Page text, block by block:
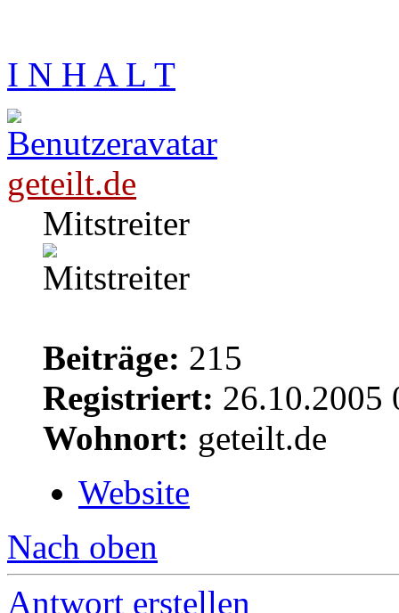
I N H A L T
geteilt.de
Mitstreiter
Beiträge: 215
Registriert: 26.10.2005
Wohnort: geteilt.de
Website
Nach oben
Antwort erstellen